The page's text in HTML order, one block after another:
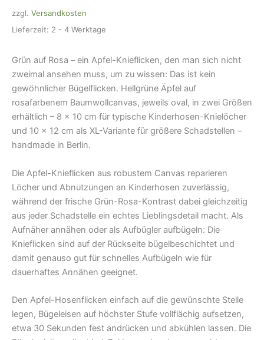
zzgl. Versandkosten
Lieferzeit: 2 - 4 Werktage
Grün auf Rosa – ein Apfel-Knieflicken, den man sich nicht
zweimal ansehen muss, um zu wissen: Das ist kein
gewöhnlicher Bügelflicken. Hellgrüne Äpfel auf
rosafarbenem Baumwollcanvas, jeweils oval, in zwei Größen
erhältlich – 8 × 10 cm für typische Kinderhosen-Knielöcher
und 10 × 12 cm als XL-Variante für größere Schadstellen –
handmade in Berlin.
Die Apfel-Knieflicken aus robustem Canvas reparieren
Löcher und Abnutzungen an Kinderhosen zuverlässig,
während der frische Grün-Rosa-Kontrast dabei gleichzeitig
aus jeder Schadstelle ein echtes Lieblingsdetail macht. Als
Aufnäher annähen oder als Aufbügler aufbügeln: Die
Knieflicken sind auf der Rückseite bügelbeschichtet und
damit genauso gut für schnelles Aufbügeln wie für
dauerhaftes Annähen geeignet.
Den Apfel-Hosenflicken einfach auf die gewünschte Stelle
legen, Bügeleisen auf höchster Stufe vollflächig aufsetzen,
etwa 30 Sekunden fest andrücken und abkühlen lassen. Die